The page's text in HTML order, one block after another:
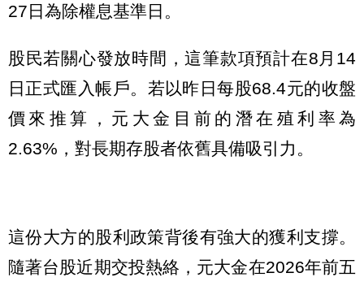
27日為除權息基準日。
股民若關心發放時間，這筆款項預計在8月14
日正式匯入帳戶。若以昨日每股68.4元的收盤
價來推算，元大金目前的潛在殖利率為
2.63%，對長期存股者依舊具備吸引力。
這份大方的股利政策背後有強大的獲利支撐。
隨著台股近期交投熱絡，元大金在2026年前五